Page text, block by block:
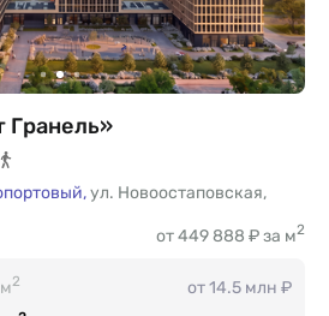
Гранель»
ул. Новоостаповская,
от 449 888 ₽ за м2
2
от 14.5 млн ₽